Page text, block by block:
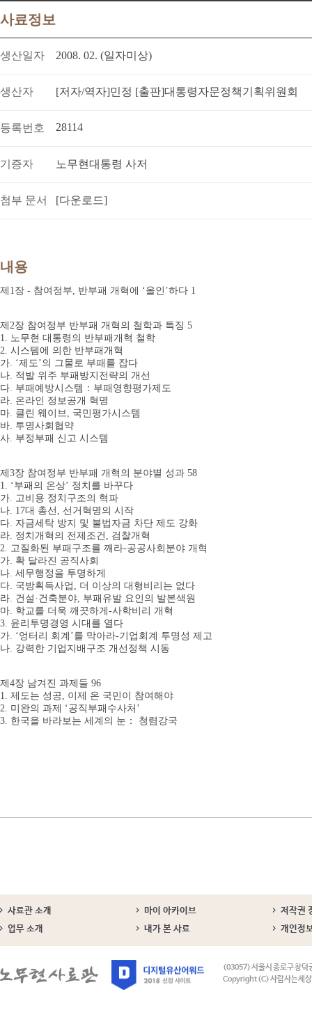
사료정보
생산일자 2008. 02. (일자미상)
생산자 [저자/역자]민정 [출판]대통령자문정책기획위원회
등록번호 28114
기증자 노무현대통령 사저
첨부 문서 [다운로드]
내용
제1장 - 참여정부, 반부패 개혁에 ‘올인’하다 1
제2장 참여정부 반부패 개혁의 철학과 특징 5
1. 노무현 대통령의 반부패개혁 철학
2. 시스템에 의한 반부패개혁
가. ‘제도’의 그물로 부패를 잡다
나. 적발 위주 부패방지전략의 개선
다. 부패예방시스템：부패영향평가제도
라. 온라인 정보공개 혁명
마. 클린 웨이브, 국민평가시스템
바. 투명사회협약
사. 부정부패 신고 시스템
제3장 참여정부 반부패 개혁의 분야별 성과 58
1. ‘부패의 온상’ 정치를 바꾸다
가. 고비용 정치구조의 혁파
나. 17대 총선, 선거혁명의 시작
다. 자금세탁 방지 및 불법자금 차단 제도 강화
라. 정치개혁의 전제조건, 검찰개혁
2. 고질화된 부패구조를 깨라-공공사회분야 개혁
가. 확 달라진 공직사회
나. 세무행정을 투명하게
다. 국방획득사업, 더 이상의 대형비리는 없다
라. 건설·건축분야, 부패유발 요인의 발본색원
마. 학교를 더욱 깨끗하게-사학비리 개혁
3. 윤리투명경영 시대를 열다
가. ‘엉터리 회계’를 막아라-기업회계 투명성 제고
나. 강력한 기업지배구조 개선정책 시동
제4장 남겨진 과제들 96
1. 제도는 성공, 이제 온 국민이 참여해야
2. 미완의 과제 ‘공직부패수사처’
3. 한국을 바라보는 세계의 눈： 청렴강국
사료관 소개 마이 아카이브
저작권
업무 소개
내가 본 사료 개인정
(03057) 서울시 종로구 창덕
Copyright (C) 사람사는세